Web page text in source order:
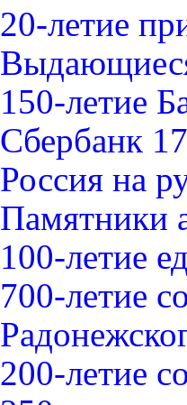
20-летие
150-летие
Сбербанк
Россия на
Памятники
100-летие
700-летие
200-летие